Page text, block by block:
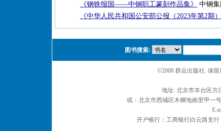
《钢铁报国——中钢职工篆刻作品集》
中钢
《中华人民共和国公安部公报（2023年第2期
图书搜索:
©2008 群众出版社. 保
地址: 北京市丰台区
或：北京市西城区木樨地南里甲一
E-
开户银行：工商银行白云路支